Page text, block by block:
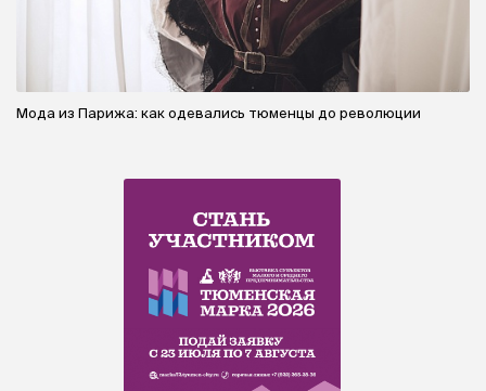
Мода из Парижа: как одевались тюменцы до революции